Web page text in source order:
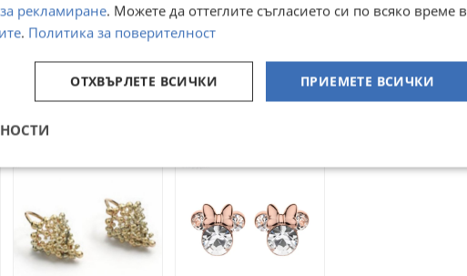
Преглеждания:
☆
☆
рекламиране. Можете да оттеглите съгласието си по всяко време в
. Политика за поверителност
ПРИЕМЕТЕ ВСИЧКИ
ОТХВЪРЛЕТЕ ВСИЧКИ